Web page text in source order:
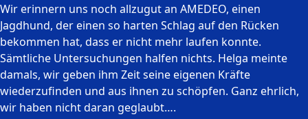
Wir erinnern uns noch allzugut an AMEDEO, einen
Jagdhund, der einen so harten Schlag auf den Rücken
bekommen hat, dass er nicht mehr laufen konnte.
Sämtliche Untersuchungen halfen nichts. Helga meinte
damals, wir geben ihm Zeit seine eigenen Kräfte
wiederzufinden und aus ihnen zu schöpfen. Ganz ehrlich,
wir haben nicht daran geglaubt….